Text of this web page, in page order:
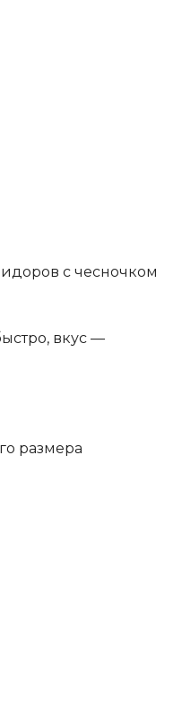
с чесночком
вкус —
размера